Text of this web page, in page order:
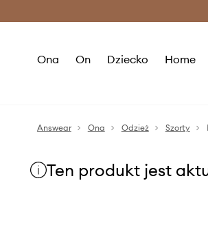
Ona On Dziecko Home
Answear Ona Odzież Szorty
Ten produkt jest